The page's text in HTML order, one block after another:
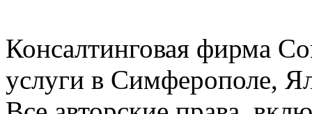
Консалтинговая фирма
услуги в Симферополе,